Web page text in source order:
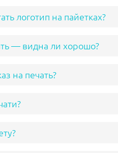
логотип на пайетках?
— видна ли хорошо?
на печать?